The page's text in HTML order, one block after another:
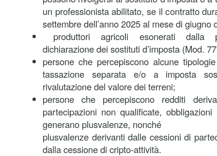
un professionista abilitato, se il contratto
settembre dell’anno 2025 al mese di giugno
produttori agricoli esonerati dalla
dichiarazione dei sostituti d’imposta (Mod.
persone che percepiscono alcune
tassazione separata e/o a imposta
rivalutazione del valore dei terreni;
persone che percepiscono redditi
partecipazioni non qualificate,
generano plusvalenze, nonché
plusvalenze derivanti dalle cessioni di
dalla cessione di cripto-attività.